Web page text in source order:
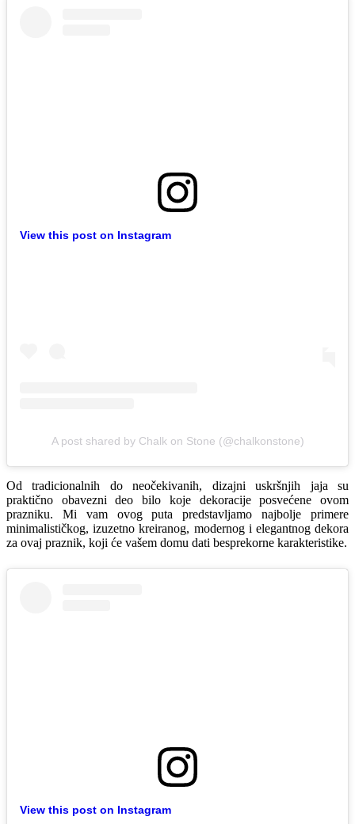
View this post on Instagram
A post shared by Chalk on Stone (@chalkonstone)
Od tradicionalnih do neočekivanih, dizajni uskršnjih jaja su
praktično obavezni deo bilo koje dekoracije posvećene ovom
prazniku. Mi vam ovog puta predstavljamo najbolje primere
minimalističkog, izuzetno kreiranog, modernog i elegantnog dekora
za ovaj praznik, koji će vašem domu dati besprekorne karakteristike.
View this post on Instagram